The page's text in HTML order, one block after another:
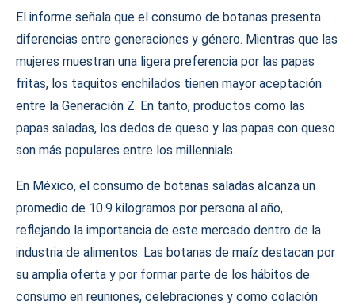
El informe señala que el consumo de botanas presenta
diferencias entre generaciones y género. Mientras que las
mujeres muestran una ligera preferencia por las papas
fritas, los taquitos enchilados tienen mayor aceptación
entre la Generación Z. En tanto, productos como las
papas saladas, los dedos de queso y las papas con queso
son más populares entre los millennials.
En México, el consumo de botanas saladas alcanza un
promedio de 10.9 kilogramos por persona al año,
reflejando la importancia de este mercado dentro de la
industria de alimentos. Las botanas de maíz destacan por
su amplia oferta y por formar parte de los hábitos de
consumo en reuniones, celebraciones y como colación